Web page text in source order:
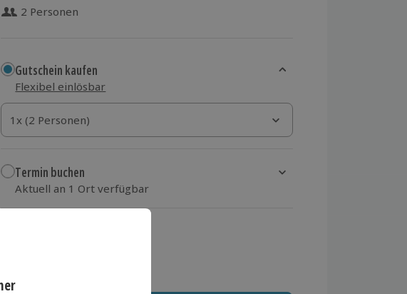
2 Personen
Gutschein kaufen
Flexibel einlösbar
1x (2 Personen)
1x (2 Personen)
1x (2 Personen)
Termin buchen
Aktuell an 1 Ort verfügbar
Wähle im nächsten Schritt einen Termin aus